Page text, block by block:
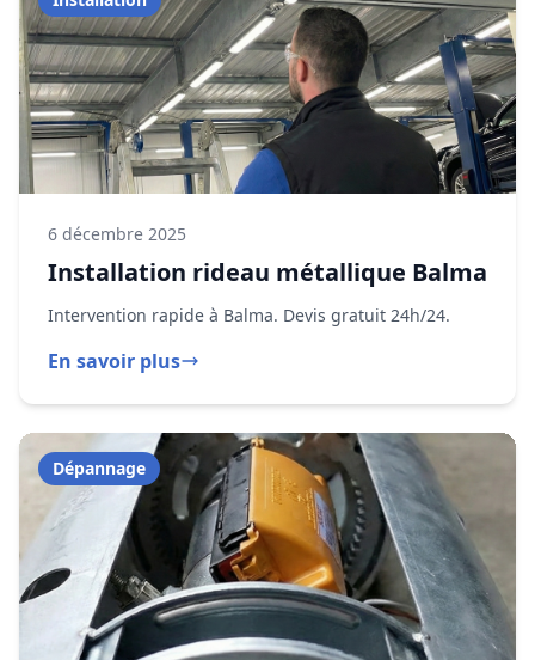
Installation rideau métallique Balma
Intervention rapide à Balma. Devis gratuit 24h/24.
En savoir plus
Dépannage
6 décembre 2025
Dépannage rideau métallique Balma
- Intervention 24h/7j
Rideau métallique bloqué à Balma ? DRM intervient en
urgence pour débloquer et réparer vos fermetures
métalliques. Tarifs transparents dès 150€.
En savoir plus